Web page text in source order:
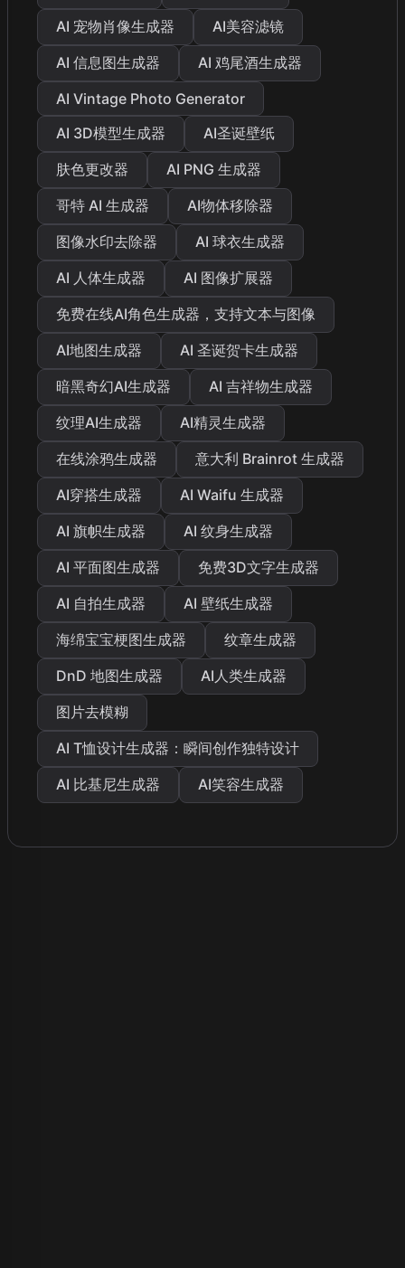
AI 宠物肖像生成器
AI美容滤镜
AI 信息图生成器
AI 鸡尾酒生成器
AI Vintage Photo Generator
AI 3D模型生成器
AI圣诞壁纸
肤色更改器
AI PNG 生成器
哥特 AI 生成器
AI物体移除器
图像水印去除器
AI 球衣生成器
AI 人体生成器
AI 图像扩展器
免费在线AI角色生成器，支持文本与图像
AI地图生成器
AI 圣诞贺卡生成器
暗黑奇幻AI生成器
AI 吉祥物生成器
纹理AI生成器
AI精灵生成器
在线涂鸦生成器
意大利 Brainrot 生成器
AI穿搭生成器
AI Waifu 生成器
AI 旗帜生成器
AI 纹身生成器
AI 平面图生成器
免费3D文字生成器
AI 自拍生成器
AI 壁纸生成器
海绵宝宝梗图生成器
纹章生成器
DnD 地图生成器
AI人类生成器
图片去模糊
AI T恤设计生成器：瞬间创作独特设计
AI 比基尼生成器
AI笑容生成器